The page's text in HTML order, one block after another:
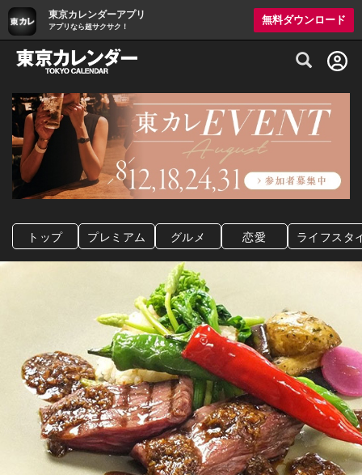
東京カレンダーアプリ
アプリなら超サクサク！
無料ダウンロード
グルメ情報・プレミアムレストラン予約
トップ プレミアム グルメ 恋愛 ライフスタ